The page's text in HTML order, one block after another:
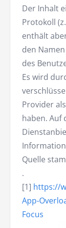
Der Inhalt
Protokoll
enthält
den
des
Es wird
Provider
haben. Auf
Quelle
.
[1] https://
App-
Focus